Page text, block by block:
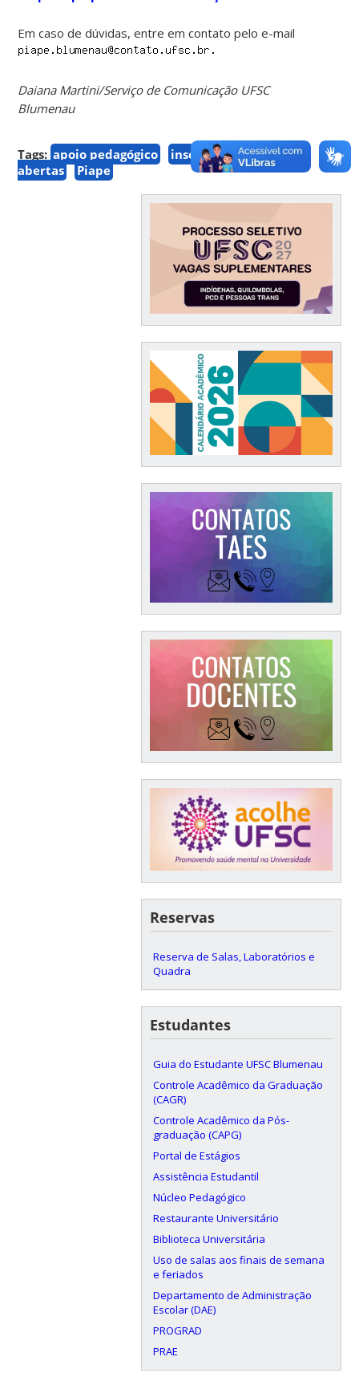
Em caso de dúvidas, entre em contato pelo e-mail
Daiana Martini/Serviço de Comunicação UFSC
Blumenau
Tags: apoio pedagógico
inscrições
abertas
Piape
Reservas
Reserva de Salas, Laboratórios e
Quadra
Estudantes
Guia do Estudante UFSC Blumenau
Controle Acadêmico da Graduação
(CAGR)
Controle Acadêmico da Pós-
graduação (CAPG)
Portal de Estágios
Assistência Estudantil
Núcleo Pedagógico
Restaurante Universitário
Biblioteca Universitária
Uso de salas aos finais de semana
e feriados
Departamento de Administração
Escolar (DAE)
PROGRAD
PRAE